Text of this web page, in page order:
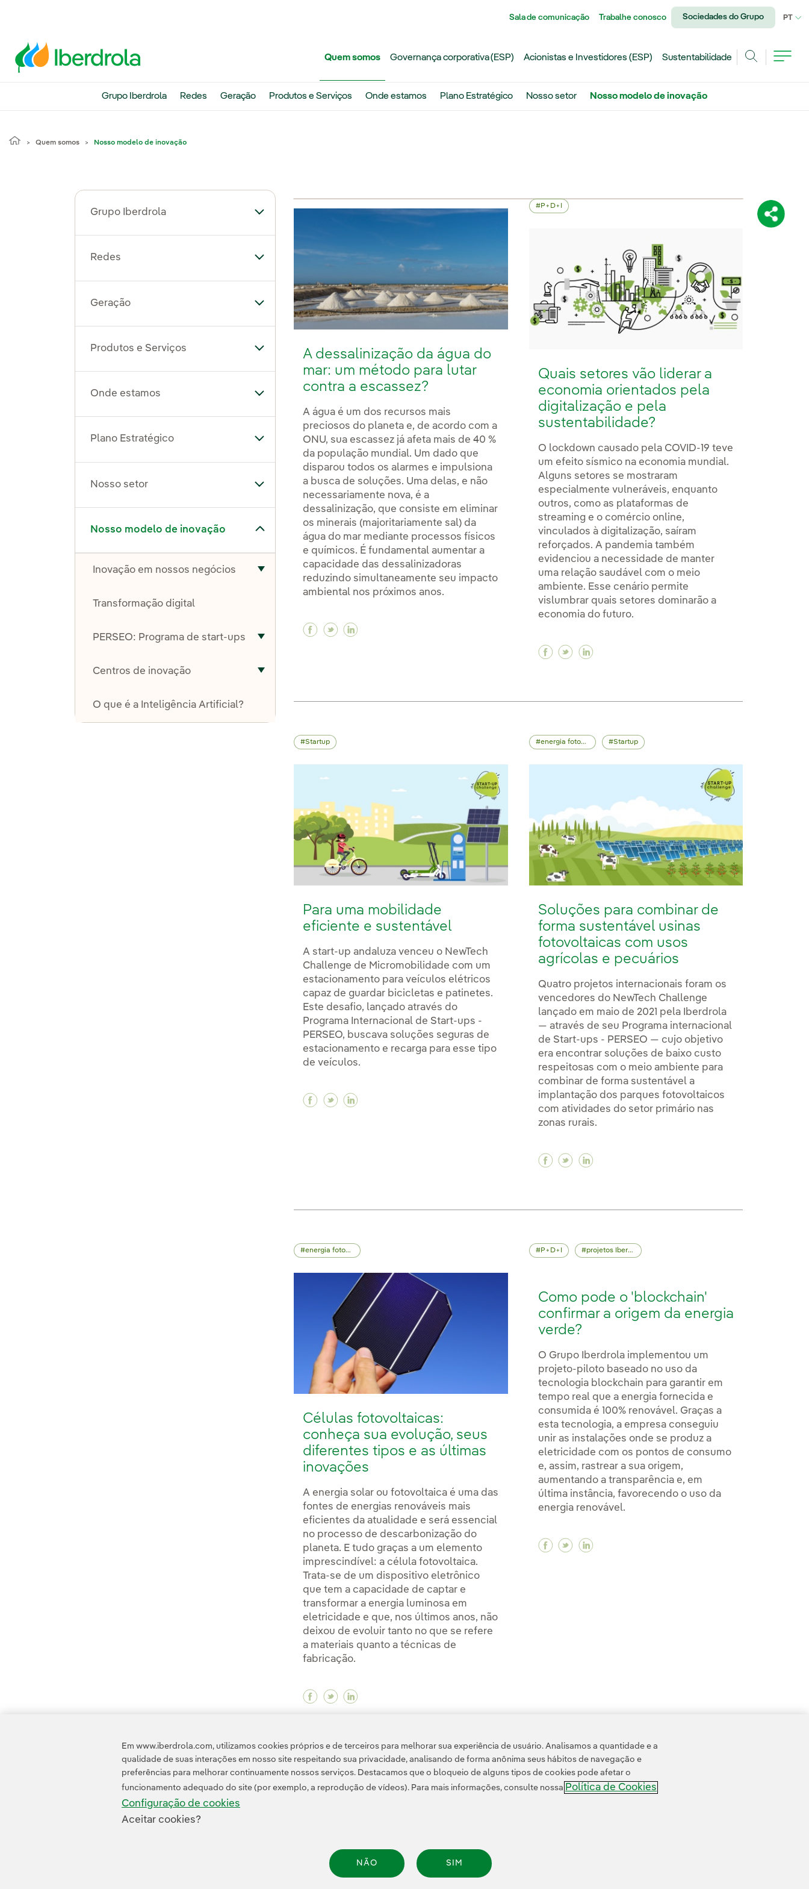
Sala de comunicação Trabalhe conosco Sociedades do Grupo PT
Quem somos Governança corporativa (ESP) Acionistas e Investidores (ESP)
Sustentabilidade
Grupo Iberdrola Redes Geração Produtos e Serviços Onde estamos Plano Estratégico Nosso setor Nosso modelo de inovação
Quem somos Nosso modelo de inovação
A dessalinização da água do
mar: um método para lutar
contra a escassez?
A água é um dos recursos mais
preciosos do planeta e, de acordo com a
ONU, sua escassez já afeta mais de 40 %
da população mundial. Um dado que
disparou todos os alarmes e impulsiona
a busca de soluções. Uma delas, e não
necessariamente nova, é a
dessalinização, que consiste em eliminar
os minerais (majoritariamente sal) da
água do mar mediante processos físicos
e químicos. É fundamental aumentar a
capacidade das dessalinizadoras
reduzindo simultaneamente seu impacto
ambiental nos próximos anos.
Facebook A dessalinização da água do mar: um método para lutar contra a escassez?
Twitter A dessalinização da água do mar: um método para lutar contra a escassez?
P+D+I
Quais setores vão liderar a
economia orientados pela
digitalização e pela
sustentabilidade?
O lockdown causado pela COVID-19 teve
um efeito sísmico na economia mundial.
Alguns setores se mostraram
especialmente vulneráveis, enquanto
outros, como as plataformas de
streaming e o comércio online,
vinculados à digitalização, saíram
reforçados. A pandemia também
evidenciou a necessidade de manter
uma relação saudável com o meio
ambiente. Esse cenário permite
vislumbrar quais setores dominarão a
economia do futuro.
Facebook Quais setores vão liderar a economia
Twitter Quais setores vão liderar a
Startup
Para uma mobilidade
eficiente e sustentável
A start-up andaluza venceu o NewTech
Challenge de Micromobilidade com um
estacionamento para veículos elétricos
capaz de guardar bicicletas e patinetes.
Este desafio, lançado através do
Programa Internacional de Start-ups -
PERSEO, buscava soluções seguras de
estacionamento e recarga para esse tipo
de veículos.
Facebook Para uma mobilidade eficiente e sustentável
Twitter Para uma mobilidade eficiente e sustentável
Linkedin Para uma mobilidade eficiente e sustentável
energia fotovoltaica Startup
Soluções para combinar de
forma sustentável usinas
fotovoltaicas com usos
agrícolas e pecuários
Quatro projetos internacionais foram os
vencedores do NewTech Challenge
lançado em maio de 2021 pela Iberdrola
— através de seu Programa internacional
de Start-ups - PERSEO — cujo objetivo
era encontrar soluções de baixo custo
respeitosas com o meio ambiente para
combinar de forma sustentável a
implantação dos parques fotovoltaicos
com atividades do setor primário nas
zonas rurais.
Facebook Soluções para combinar de forma
Twitter Soluções para combinar de forma
energia fotovoltaica
Células fotovoltaicas:
conheça sua evolução, seus
diferentes tipos e as últimas
inovações
A energia solar ou fotovoltaica é uma das
fontes de energias renováveis mais
eficientes da atualidade e será essencial
no processo de descarbonização do
planeta. E tudo graças a um elemento
imprescindível: a célula fotovoltaica.
Trata-se de um dispositivo eletrônico
que tem a capacidade de captar e
transformar a energia luminosa em
eletricidade e que, nos últimos anos, não
deixou de evoluir tanto no que se refere
a materiais quanto a técnicas de
fabricação.
Facebook Células fotovoltaicas: conheça sua evolução, seus diferentes tipos e as últimas
Twitter Células fotovoltaicas: conheça sua evolução, seus diferentes tipos e as últimas
P+D+I projetos Iberdrola
Como pode o 'blockchain'
confirmar a origem da energia
verde?
O Grupo Iberdrola implementou um
projeto-piloto baseado no uso da
tecnologia blockchain para garantir em
tempo real que a energia fornecida e
consumida é 100% renovável. Graças a
esta tecnologia, a empresa conseguiu
unir as instalações onde se produz a
eletricidade com os pontos de consumo
e, assim, rastrear a sua origem,
aumentando a transparência e, em
última instância, favorecendo o uso da
energia renovável.
Facebook Como pode o 'blockchain' confirmar a
Twitter Como pode o 'blockchain' confirmar a
< 1 ... 10 11 ... 17 18 19 20 21 ... 30 31
>
Grupo Iberdrola Alternar submenu de Grupo Iberdrola
Redes Alternar submenu de Redes
Geração Alternar submenu de Geração
Produtos e Serviços Alternar submenu de Produtos e Serviços
Onde estamos Alternar submenu de Onde estamos
Plano Estratégico Alternar submenu de Plano Estratégico
Nosso setor Alternar submenu de Nosso setor
Nosso modelo de inovação
Alternar submenu de Nosso modelo de inovação
Inovação em nossos negócios
Alternar submenu de Inovação em nossos negócios
Transformação digital
PERSEO: Programa de start-ups
Centros de inovação
O que é a Inteligência Artificial?
Em www.iberdrola.com, utilizamos cookies próprios e de terceiros para melhorar sua experiência de usuário. Analisamos a quantidade e a
qualidade de suas interações em nosso site respeitando sua privacidade, analisando de forma anônima seus hábitos de navegação e
preferências para melhorar continuamente nossos serviços. Destacamos que o bloqueio de alguns tipos de cookies pode afetar o
funcionamento adequado do site (por exemplo, a reprodução de vídeos). Para mais informações, consulte nossa Política de Cookies
Configuração de cookies
Aceitar cookies?
NÃO SIM